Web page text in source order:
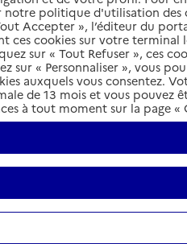
d’action sociale) sont
dans les communes.
notamment dans les
habitants, c’est
convient de
si elle dispose
d’action sociale (CIAS).
notre politique d'utilisation des
Accepter », l’éditeur du
ces cookies sur votre terminal
sur « Tout Refuser », ces
sur « Personnaliser », vous
auxquels vous consentez.
de 13 mois et vous pouvez
à tout moment sur la page «